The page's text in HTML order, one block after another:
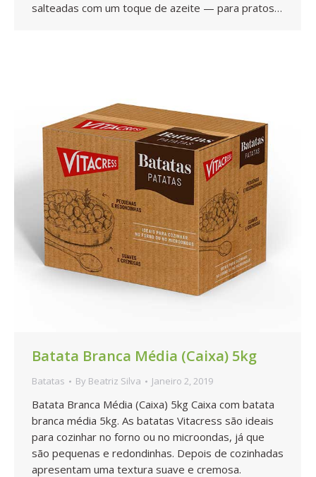
salteadas com um toque de azeite — para pratos…
Batata Branca Média (Caixa) 5kg
Batatas By Beatriz Silva Janeiro 2, 2019
Batata Branca Média (Caixa) 5kg Caixa com batata
branca média 5kg. As batatas Vitacress são ideais
para cozinhar no forno ou no microondas, já que
são pequenas e redondinhas. Depois de cozinhadas
apresentam uma textura suave e cremosa.